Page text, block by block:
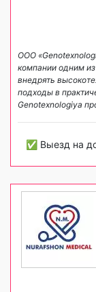
ООО
компании одним
внедрять
подходы в
Genotexnologiya
✅ Выезд на